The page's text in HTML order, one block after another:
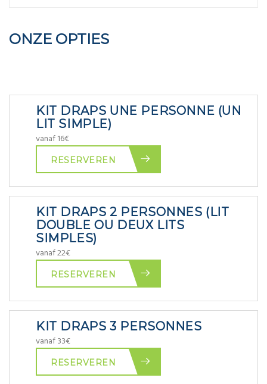
ONZE OPTIES
KIT DRAPS UNE PERSONNE (UN
LIT SIMPLE)
vanaf 16€
RESERVEREN
KIT DRAPS 2 PERSONNES (LIT
DOUBLE OU DEUX LITS
SIMPLES)
vanaf 22€
RESERVEREN
KIT DRAPS 3 PERSONNES
vanaf 33€
RESERVEREN